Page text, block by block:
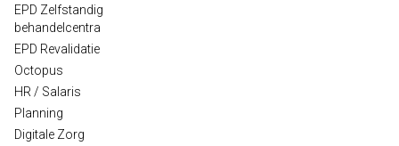
EPD Zelfstandig
behandelcentra
EPD Revalidatie
Octopus
HR / Salaris
Planning
Digitale Zorg